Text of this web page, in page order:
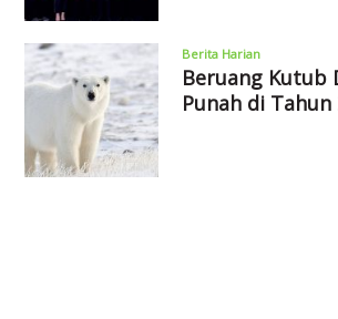
Berita Harian
Beruang Kutub
Punah di Tahun